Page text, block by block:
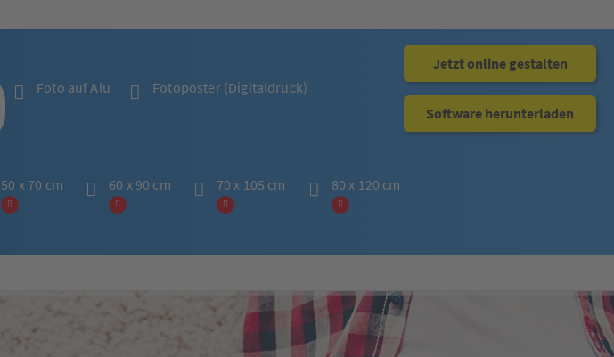
Foto auf Alu Fotoposter (Digitaldruck)
50 x 70 cm 60 x 90 cm 70 x 105 cm 80 x 120 cm
Jetzt online gestalten
Software herunterladen